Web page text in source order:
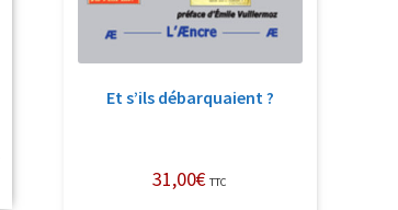
Et s’ils débarquaient ?
31,00€ TTC